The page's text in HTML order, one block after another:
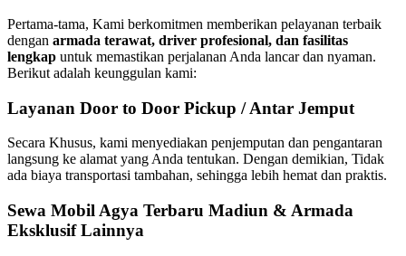
Pertama-tama, Kami berkomitmen memberikan pelayanan terbaik
dengan armada terawat, driver profesional, dan fasilitas
lengkap untuk memastikan perjalanan Anda lancar dan nyaman.
Berikut adalah keunggulan kami:
Layanan Door to Door Pickup / Antar Jemput
Secara Khusus, kami menyediakan penjemputan dan pengantaran
langsung ke alamat yang Anda tentukan. Dengan demikian, Tidak
ada biaya transportasi tambahan, sehingga lebih hemat dan praktis.
Sewa Mobil Agya Terbaru Madiun & Armada
Eksklusif Lainnya